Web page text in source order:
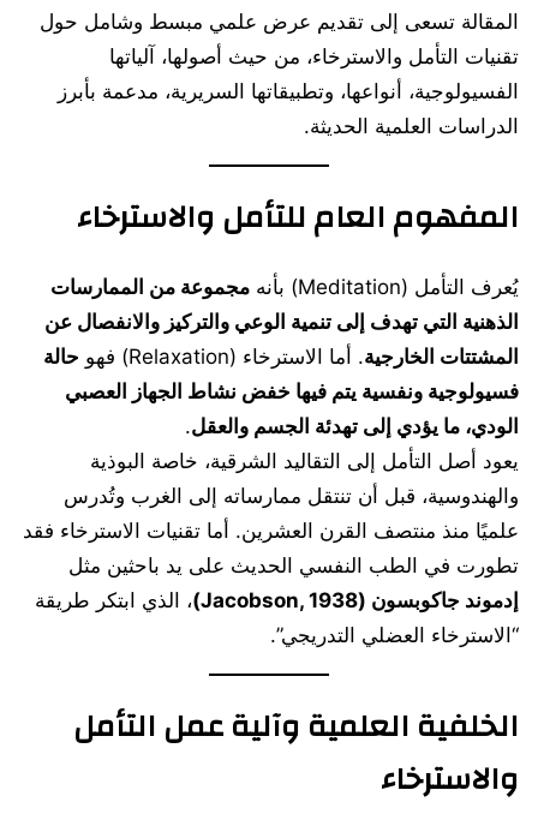
المقالة تسعى إلى تقديم عرض علمي مبسط وشامل حول
تقنيات التأمل والاسترخاء، من حيث أصولها، آلياتها
الفسيولوجية، أنواعها، وتطبيقاتها السريرية، مدعمة بأبرز
الدراسات العلمية الحديثة.
المفهوم العام للتأمل والاسترخاء
يُعرف التأمل (Meditation) بأنه
مجموعة من الممارسات
الذهنية التي تهدف إلى تنمية الوعي والتركيز والانفصال عن
المشتتات الخارجية. أما الاسترخاء (Relaxation) فهو
حالة
فسيولوجية ونفسية يتم فيها خفض نشاط الجهاز العصبي
الودي، ما يؤدي إلى تهدئة الجسم والعقل.
يعود أصل التأمل إلى التقاليد الشرقية، خاصة البوذية
والهندوسية، قبل أن تنتقل ممارساته إلى الغرب وتُدرس
علميًا منذ منتصف القرن العشرين. أما تقنيات الاسترخاء فقد
تطورت في الطب النفسي الحديث على يد باحثين مثل
إدموند جاكوبسون (Jacobson, 1938)
، الذي ابتكر طريقة
“الاسترخاء العضلي التدريجي”.
الخلفية العلمية وآلية عمل التأمل
والاسترخاء